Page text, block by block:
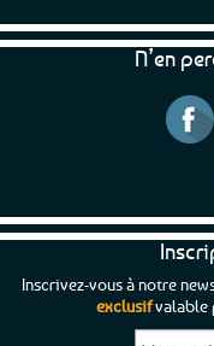
N’en
Inscrivez-vous à notre
exclusifvalable